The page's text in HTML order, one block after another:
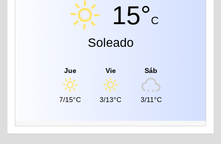
15°C
Soleado
Jue
7/15°C
Vie
3/13°C
Sáb
3/11°C